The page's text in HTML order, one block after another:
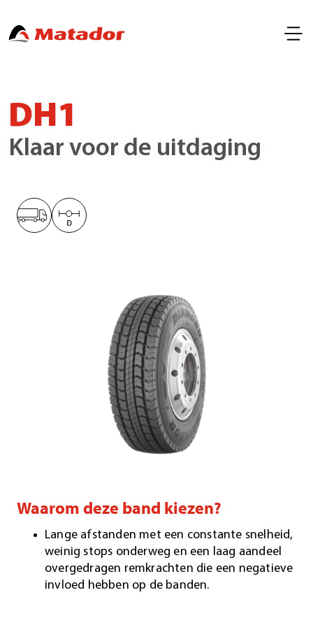
DH1
Klaar voor de uitdaging
Waarom deze band kiezen?
Lange afstanden met een constante snelheid,
weinig stops onderweg en een laag aandeel
overgedragen remkrachten die een negatieve
invloed hebben op de banden.